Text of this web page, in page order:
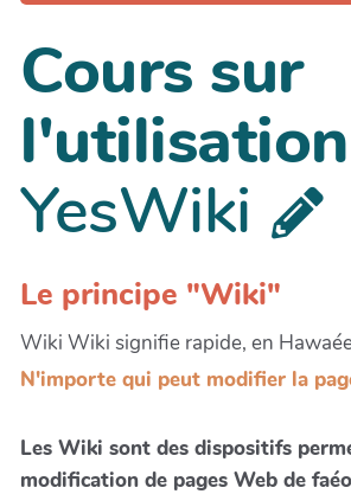
Cours sur
YesWiki
Le principe "Wiki"
Wiki Wiki signifie rapide, en
N'importe qui peut modifier la
Les Wiki sont des dispositifs
modification de pages Web de